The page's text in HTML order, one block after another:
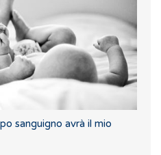
sanguigno avrà il mio